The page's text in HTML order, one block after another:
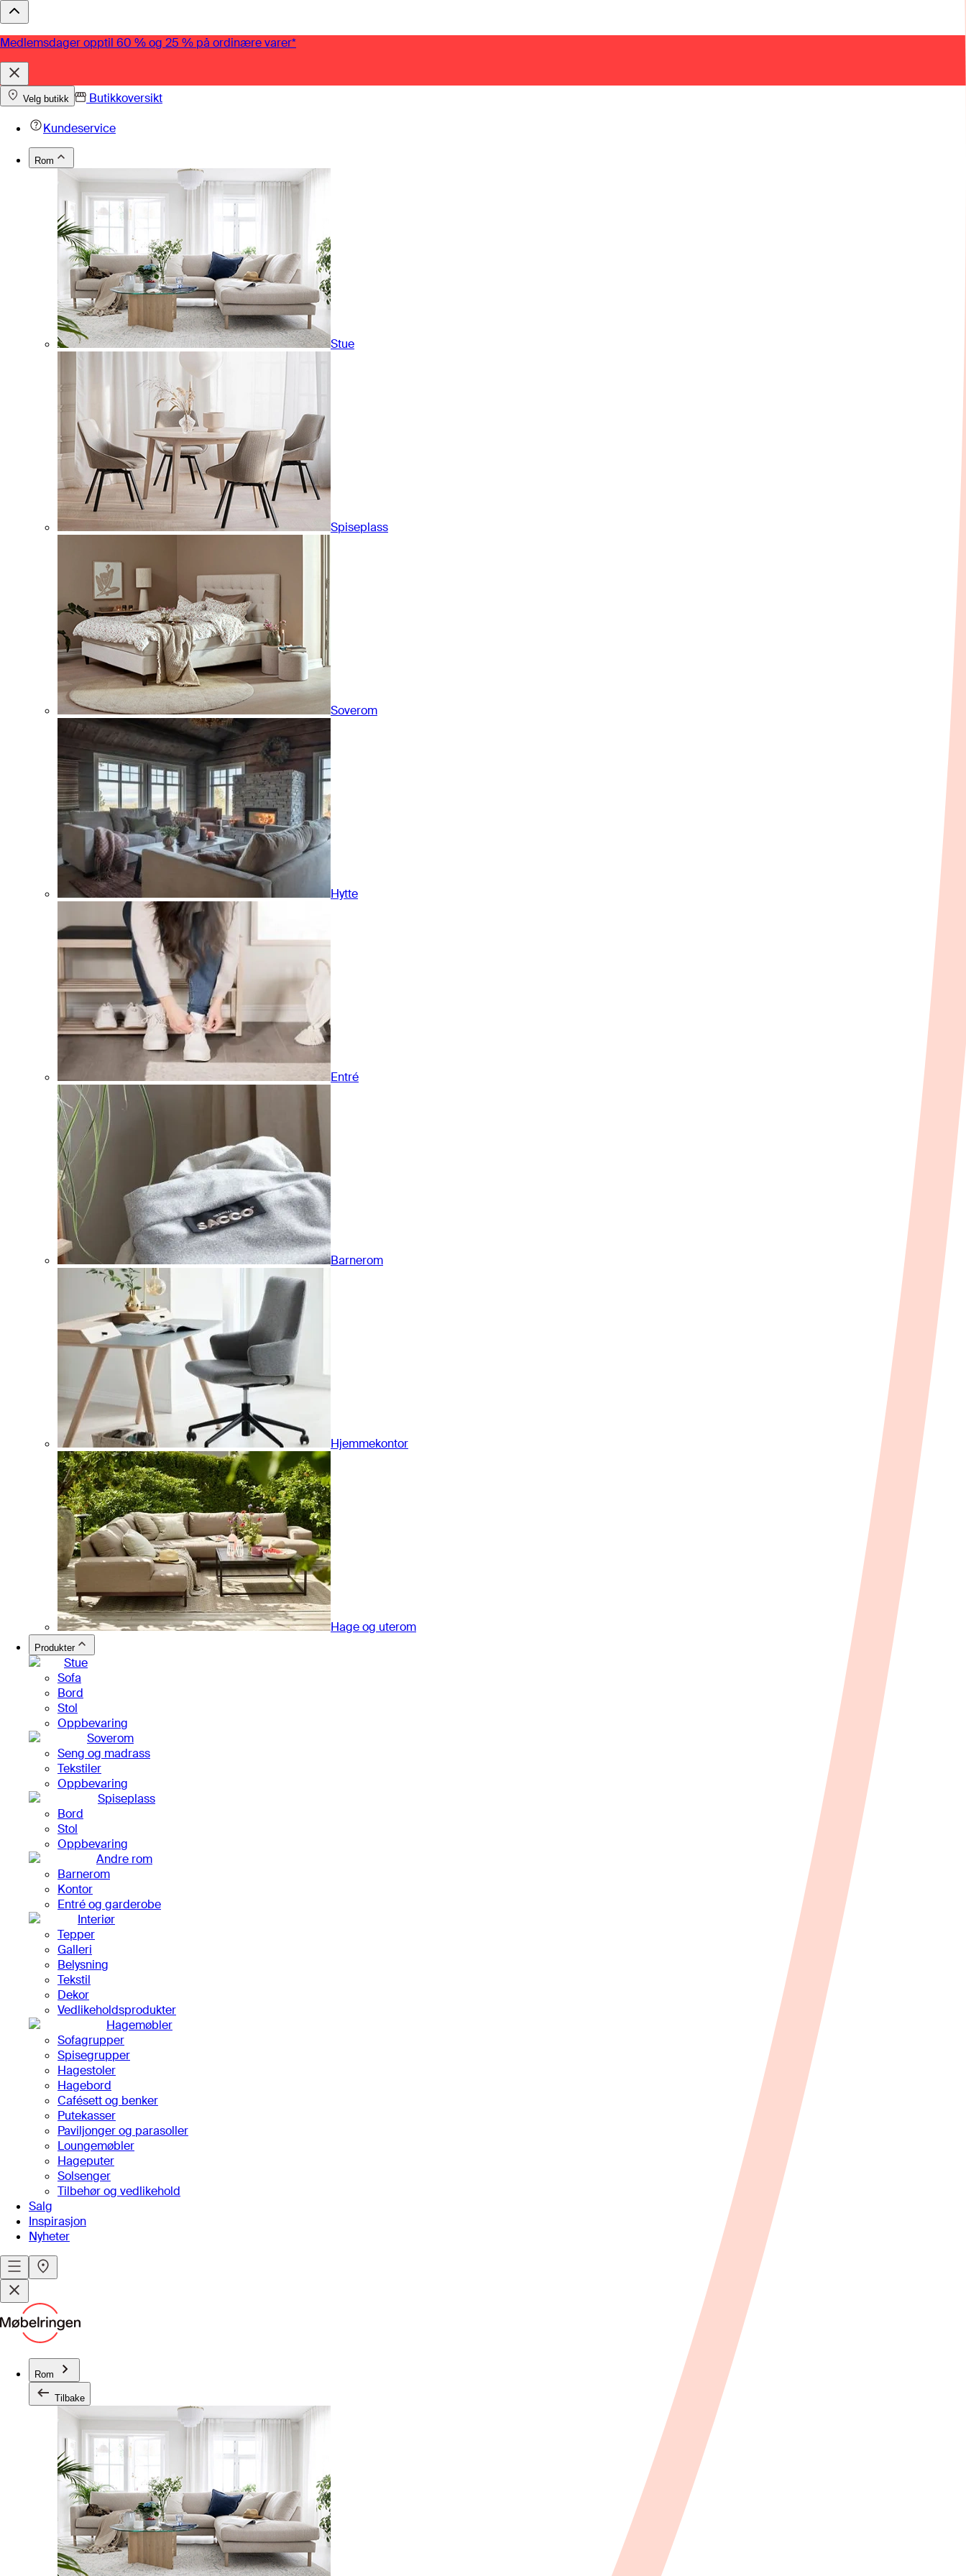
Medlemsdager opptil 60 % og 25 % på ordinære varer*
Velg butikk
Butikkoversikt
Kundeservice
Rom
Stue
Spiseplass
Soverom
Hytte
Entré
Barnerom
Hjemmekontor
Hage og uterom
Produkter
Stue
Sofa
Bord
Stol
Oppbevaring
Soverom
Seng og madrass
Tekstiler
Oppbevaring
Spiseplass
Bord
Stol
Oppbevaring
Andre rom
Barnerom
Kontor
Entré og garderobe
Interiør
Tepper
Galleri
Belysning
Tekstil
Dekor
Vedlikeholdsprodukter
Hagemøbler
Sofagrupper
Spisegrupper
Hagestoler
Hagebord
Cafésett og benker
Putekasser
Paviljonger og parasoller
Loungemøbler
Hageputer
Solsenger
Tilbehør og vedlikehold
Salg
Inspirasjon
Nyheter
Rom
Tilbake